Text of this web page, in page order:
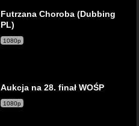
Futrzana Choroba (Dubbing
PL)
1080p
Aukcja na 28. finał WOŚP
1080p